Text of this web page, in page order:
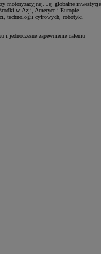
motoryzacyjnej. Jej globalne inwestycje
w Azji, Ameryce i Europie
technologii cyfrowych, robotyki
jednoczesne zapewnienie całemu